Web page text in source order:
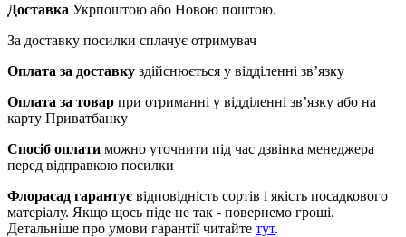
Доставка Укрпоштою або Новою поштою.
За доставку посилки сплачує отримувач
Оплата за доставку здійснюється у відділенні зв’язку
Оплата за товар при отриманні у відділенні зв’язку або на
карту Приватбанку
Спосіб оплати можно уточнити під час дзвінка менеджера
перед відправкою посилки
Флорасад гарантує відповідність сортів і якість посадкового
матеріалу. Якщо щось піде не так - повернемо гроші.
Детальніше про умови гарантії читайте тут.